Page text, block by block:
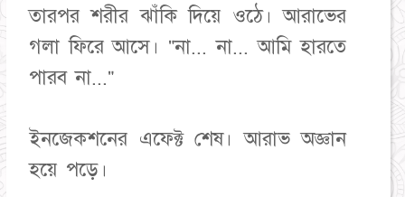
তারপর শরীর ঝাঁকি দিয়ে ওঠে। আরাভের
গলা ফিরে আসে। "না... না... আমি হারতে
পারব না..."
ইনজেকশনের এফেক্ট শেষ। আরাভ অজ্ঞান
হয়ে পড়ে।